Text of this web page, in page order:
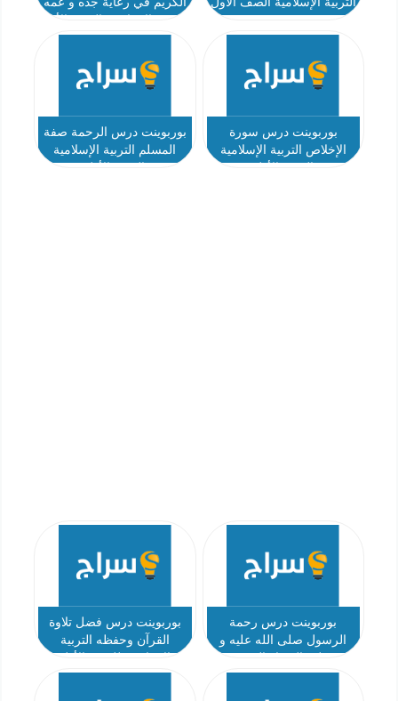
بوربوينت درس سورة
الإخلاص التربية الإسلامية
بوربوينت درس الرحمة صفة
المسلم التربية الإسلامية
بوربوينت درس رحمة
الرسول صلى الله عليه و
الإسلامية للصف الأول
بوربوينت درس فضل تلاوة
القرآن وحفظه التربية